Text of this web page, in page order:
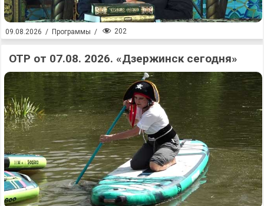
09.08.2026 / Программы / 202
ОТР от 07.08. 2026. «Дзержинск сегодня»